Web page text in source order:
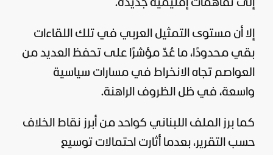
إلى تفاهمات إقليمية جديدة.
إلا أن مستوى التمثيل العربي في تلك اللقاءات
بقي محدودًا، ما عُدّ مؤشرًا على تحفظ العديد من
العواصم تجاه الانخراط في مسارات سياسية
واسعة، في ظل الظروف الراهنة.
كما برز الملف اللبناني كواحد من أبرز نقاط الخلاف
حسب التقرير، بعدما أثارت احتمالات توسيع